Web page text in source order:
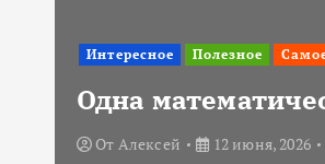
Интересное Полезное
Одна
От Алексей 12 июня, 2026